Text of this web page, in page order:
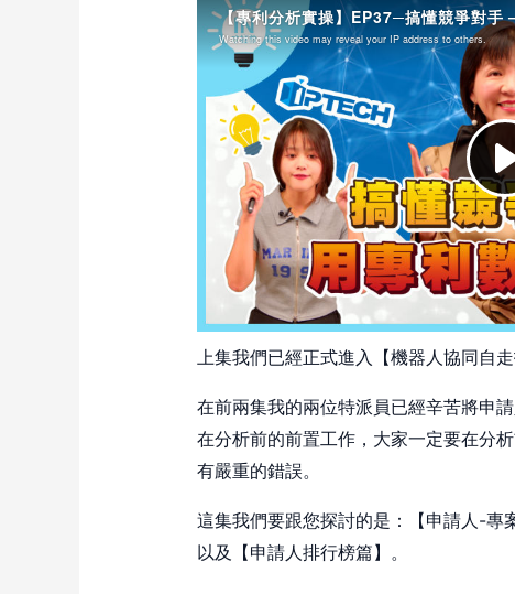
上集我們已經正式進入【機器人協同自
在前兩集我的兩位特派員已經辛苦將申
在分析前的前置工作，大家一定要在分
有嚴重的錯誤。
這集我們要跟您探討的是：【申請人-專
以及【申請人排行榜篇】。